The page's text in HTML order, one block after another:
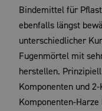
Bindemittel für
ebenfalls längst
unterschiedlicher
Fugenmörtel mit
herstellen.
Komponenten und
Komponenten-